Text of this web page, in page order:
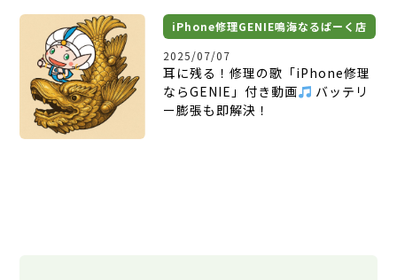
iPhone修理GENIE鳴海なるぱーく店
2025/07/07
耳に残る！修理の歌「iPhone修理
ならGENIE」付き動画
バッテリ
ー膨張も即解決！